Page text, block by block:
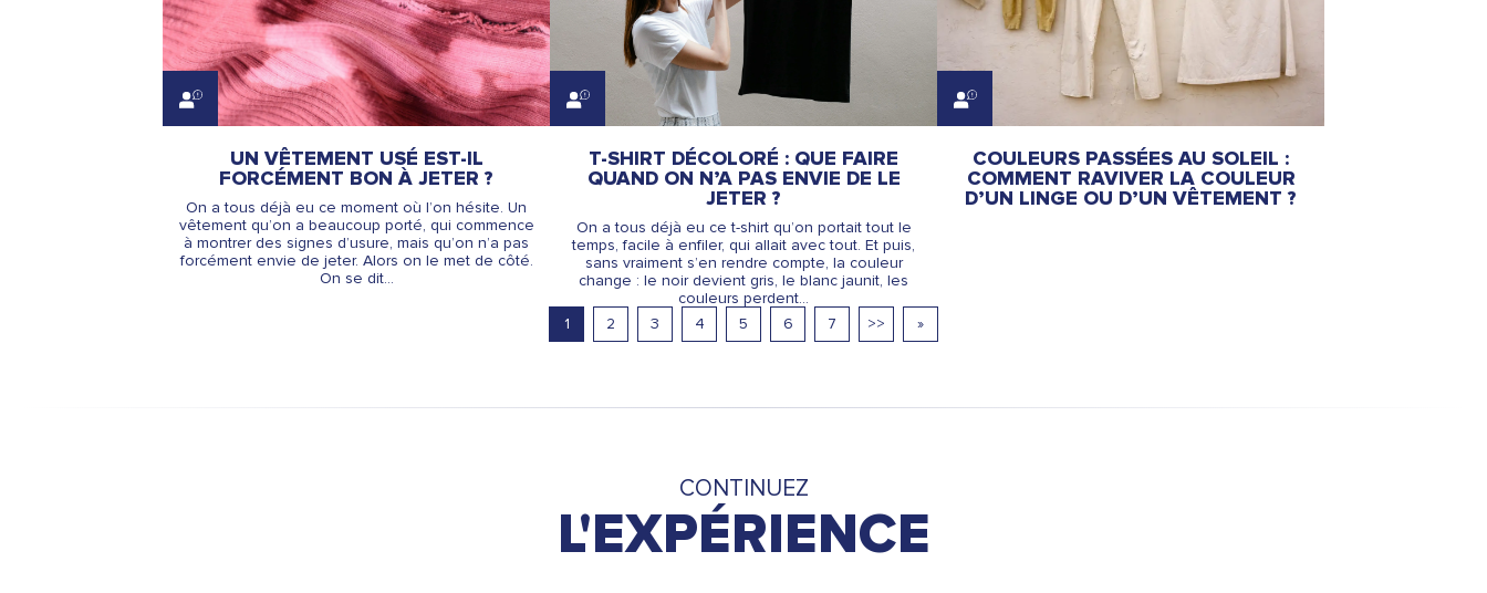
UN VÊTEMENT USÉ EST-IL
FORCÉMENT BON À JETER ?
On a tous déjà eu ce moment où l’on hésite. Un
vêtement qu’on a beaucoup porté, qui commence
à montrer des signes d’usure, mais qu’on n’a pas
forcément envie de jeter. Alors on le met de côté.
On se dit...
T-SHIRT DÉCOLORÉ : QUE FAIRE
QUAND ON N’A PAS ENVIE DE LE
JETER ?
On a tous déjà eu ce t-shirt qu’on portait tout le
temps, facile à enfiler, qui allait avec tout. Et puis,
sans vraiment s’en rendre compte, la couleur
change : le noir devient gris, le blanc jaunit, les
couleurs perdent...
COULEURS PASSÉES AU SOLEIL :
COMMENT RAVIVER LA COULEUR
D’UN LINGE OU D’UN VÊTEMENT ?
1 2 3 4 5 6 7 >> »
CONTINUEZ
L'EXPÉRIENCE